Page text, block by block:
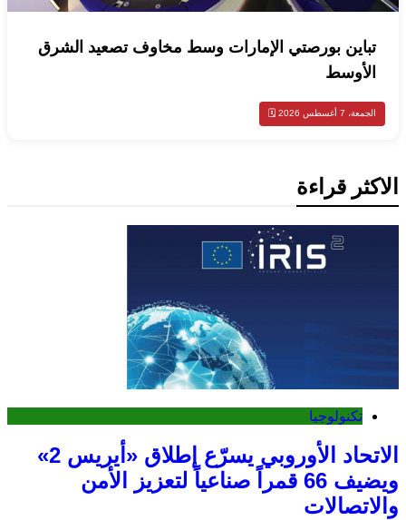
تباين بورصتي الإمارات وسط مخاوف تصعيد الشرق
الأوسط
الجمعة، 7 أغسطس 2026 🗓️
الاكثر قراءة
تكنولوجيا
الاتحاد الأوروبي يسرّع إطلاق «أيريس 2»
ويضيف 66 قمراً صناعياً لتعزيز الأمن
والاتصالات